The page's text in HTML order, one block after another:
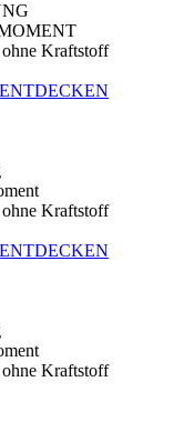
Kraftstoff
Kraftstoff
Kraftstoff